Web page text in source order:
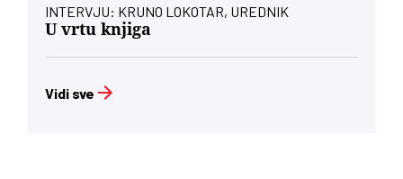
INTERVJU: KRUNO LOKOTAR, UREDNIK
U vrtu knjiga
Vidi sve